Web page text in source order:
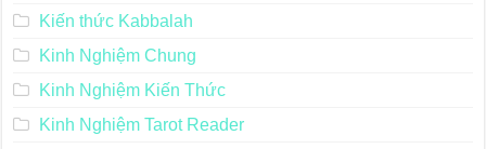
Kiến thức Kabbalah
Kinh Nghiệm Chung
Kinh Nghiệm Kiến Thức
Kinh Nghiệm Tarot Reader